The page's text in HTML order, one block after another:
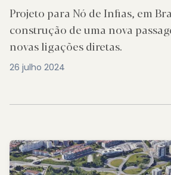
Projeto para Nó de Infias, em
construção de uma nova
novas ligações diretas.
26 julho 2024